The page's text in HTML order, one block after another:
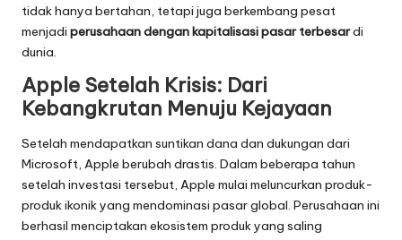
tidak hanya bertahan, tetapi juga berkembang pesat
menjadi perusahaan dengan kapitalisasi pasar terbesardi
dunia.
Apple Setelah Krisis: Dari
Kebangkrutan Menuju Kejayaan
Setelah mendapatkan suntikan dana dan dukungan dari
Microsoft, Apple berubah drastis. Dalam beberapa tahun
setelah investasi tersebut, Apple mulai meluncurkan produk-
produk ikonik yang mendominasi pasar global. Perusahaan ini
berhasil menciptakan ekosistem produk yang saling